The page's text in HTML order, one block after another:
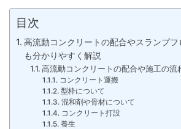
目次
高流動コンクリートの配合やスランプ
も分かりやすく解説
高流動コンクリートの配合や施工の流
コンクリート運搬
型枠について
混和剤や骨材について
コンクリート打設
養生